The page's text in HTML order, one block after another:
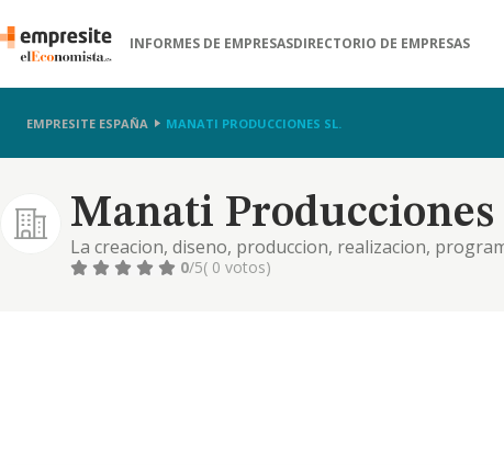
INFORMES DE EMPRESASDIRECTORIO DE EMPRESAS
EMPRESITE ESPAÑA MANATI PRODUCCIONES SL.
Manati Producciones
La creacion, diseno, produccion, realizacion,
publicos, programas, representaciones, conciertos,
0/5( 0 votos)